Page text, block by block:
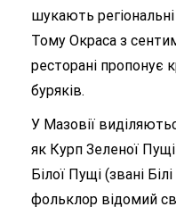
шукають
Тому Окраса з
ресторані пропонує
буряків.
У Мазовії
як Курп Зеленої
Білої Пущі (звані
фольклор відомий